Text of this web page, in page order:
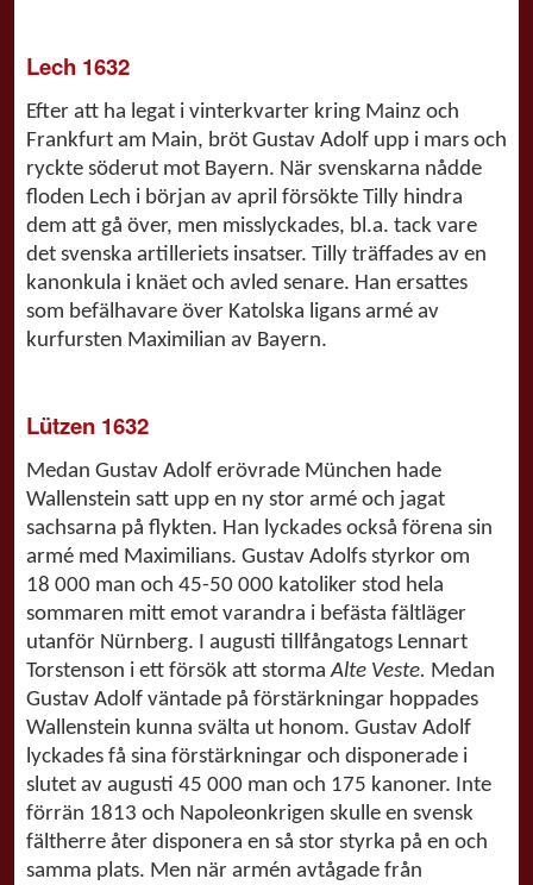
Lech 1632
Efter att ha legat i vinterkvarter kring Mainz och
Frankfurt am Main, bröt Gustav Adolf upp i mars och
ryckte söderut mot Bayern. När svenskarna nådde
floden Lech i början av april försökte Tilly hindra
dem att gå över, men misslyckades, bl.a. tack vare
det svenska artilleriets insatser. Tilly träffades av en
kanonkula i knäet och avled senare. Han ersattes
som befälhavare över Katolska ligans armé av
kurfursten Maximilian av Bayern.
Lützen 1632
Medan Gustav Adolf erövrade München hade
Wallenstein satt upp en ny stor armé och jagat
sachsarna på flykten. Han lyckades också förena sin
armé med Maximilians. Gustav Adolfs styrkor om
18 000 man och 45-50 000 katoliker stod hela
sommaren mitt emot varandra i befästa fältläger
utanför Nürnberg. I augusti tillfångatogs Lennart
Torstenson i ett försök att stormaAlte Veste. Medan
Gustav Adolf väntade på förstärkningar hoppades
Wallenstein kunna svälta ut honom. Gustav Adolf
lyckades få sina förstärkningar och disponerade i
slutet av augusti 45 000 man och 175 kanoner. Inte
förrän 1813 och Napoleonkrigen skulle en svensk
fältherre åter disponera en så stor styrka på en och
samma plats. Men när armén avtågade från